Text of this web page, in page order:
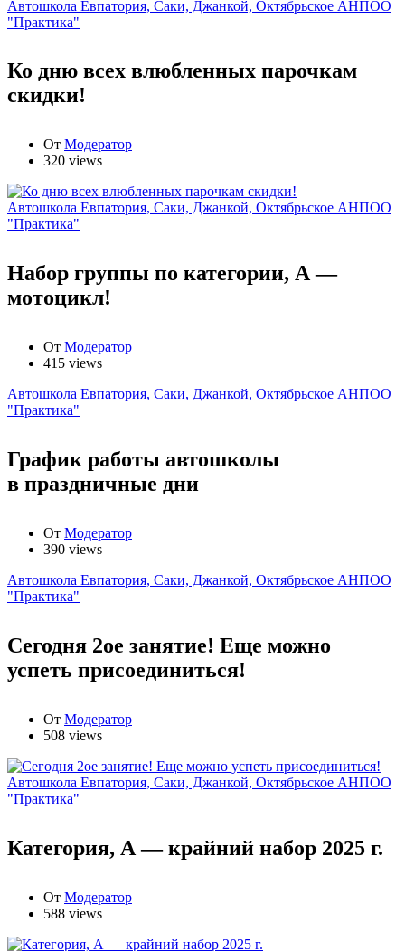
Автошкола Евпатория, Саки, Джанкой, Октябрьское АНПОО
"Практика"
Ко дню всех влюбленных парочкам
скидки!
От Модератор
320 views
Автошкола Евпатория, Саки, Джанкой, Октябрьское АНПОО
"Практика"
Набор группы по категории, А —
мотоцикл!
От Модератор
415 views
Автошкола Евпатория, Саки, Джанкой, Октябрьское АНПОО
"Практика"
График работы автошколы
в праздничные дни
От Модератор
390 views
Автошкола Евпатория, Саки, Джанкой, Октябрьское АНПОО
"Практика"
Сегодня 2ое занятие! Еще можно
успеть присоединиться!
От Модератор
508 views
Автошкола Евпатория, Саки, Джанкой, Октябрьское АНПОО
"Практика"
Категория, А — крайний набор 2025 г.
От Модератор
588 views